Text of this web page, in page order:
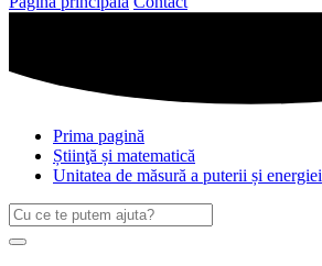
Prima pagină
Știinţă și matematică
Unitatea de măsură a puterii și energiei
Caută
după:
Search